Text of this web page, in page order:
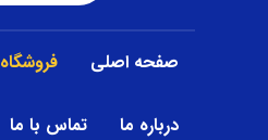
صفحه اصلی فروشگاه
درباره ما تماس با ما